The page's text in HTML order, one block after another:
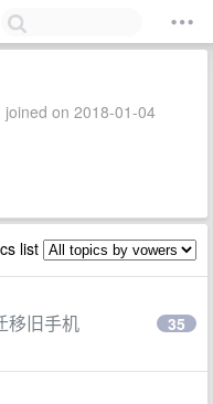
on 2018-01-04
list
移旧手机 35